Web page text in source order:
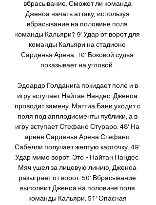
вбрасывание. Сможет ли команда
Дженоа начать аттаку, используя
вбрасывание на половине поля
команды Кальяри? 9' Удар от ворот для
команды Кальяри на стадионе
Сарденья Арена. 10' Боковой судья
показывает на угловой.
Эдоардо Голданига покидает поле и в
игру вступает Найтан Нандес. Дженоа
проводит замену. Маттиа Бани уходит с
поля под апплодисменты публики, а в
игру вступает Стефано Стураро. 48' На
арене Сарденья Арена Стефано
Сабелли получает желтую карточку. 49'
Удар мимо ворот. Это - Найтан Нандес.
Мяч ушел за лицевую линию, Дженоа
разыграет от ворот. 50' Вбрасывание
выполнит Дженоа на половине поля
команды Кальяри. 51' Опасная